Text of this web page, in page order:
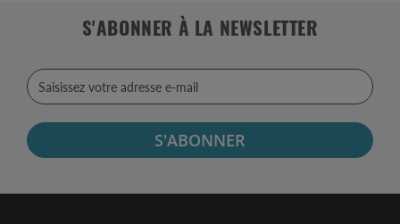
S'ABONNER À LA NEWSLETTER
S'ABONNER